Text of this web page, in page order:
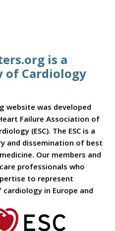
is a
of Cardiology
website was developed
Failure Association of
(ESC). The ESC is a
and dissemination of best
Our members and
professionals who
to represent
in Europe and